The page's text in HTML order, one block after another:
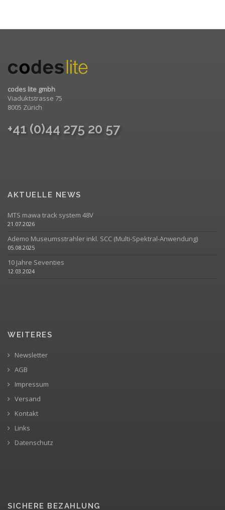
codes lite gmbh
Viaduktstrasse 75
8005 Zürich
+41 (0)44 275 20 57
AKTUELLE NEWS
MTS mawa track system 48V
21.07.2026
Ademo Museumsstrahler inkl. SCC (Multi-Spektral-Anwendung)
05.08.2025
10 Jahre Seventies
12.03.2024
WEITERES
Newsletter
AGB
Impressum
Versand
Kontakt
Links
Datenschutz
SICHERE BEZAHLUNG